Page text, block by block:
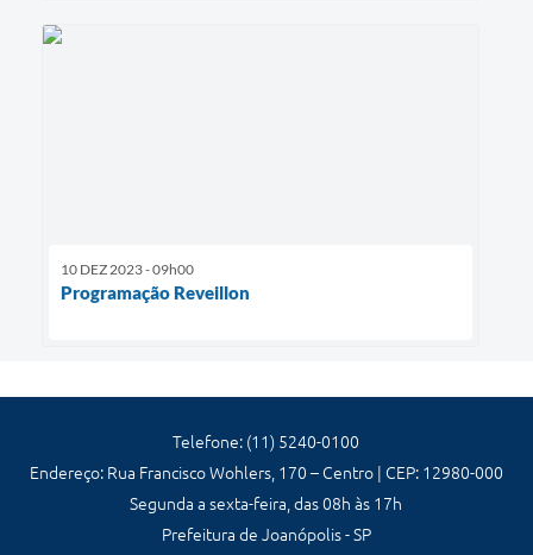
10 DEZ 2023 - 09h00
Programação Reveillon
Telefone: (11) 5240-0100
Endereço: Rua Francisco Wohlers, 170 – Centro | CEP: 12980-000
Segunda a sexta-feira, das 08h às 17h
Prefeitura de Joanópolis - SP